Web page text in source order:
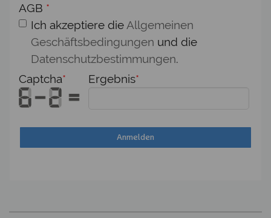
AGB *
Ich akzeptiere die Allgemeinen
Geschäftsbedingungen und die
Datenschutzbestimmungen.
Captcha* Ergebnis*